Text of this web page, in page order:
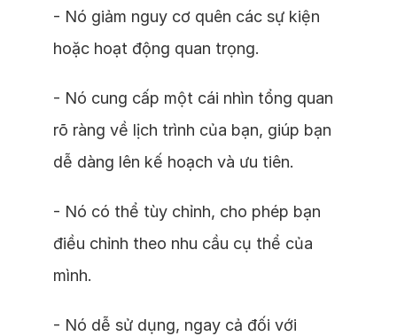
- Nó giảm nguy cơ quên các sự kiện
hoặc hoạt động quan trọng.
- Nó cung cấp một cái nhìn tổng quan
rõ ràng về lịch trình của bạn, giúp bạn
dễ dàng lên kế hoạch và ưu tiên.
- Nó có thể tùy chỉnh, cho phép bạn
điều chỉnh theo nhu cầu cụ thể của
mình.
- Nó dễ sử dụng, ngay cả đối với